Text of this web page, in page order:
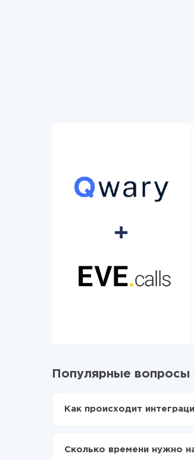
Популярные вопросы
Как происходит
Включаете
Сколько времени нужно